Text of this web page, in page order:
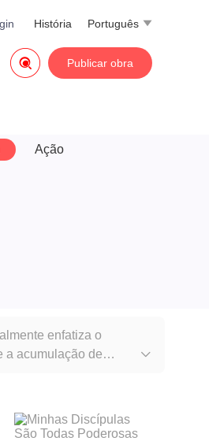
Português 
História
Publicar obra

Ação
enfatiza o
a acumulação de
